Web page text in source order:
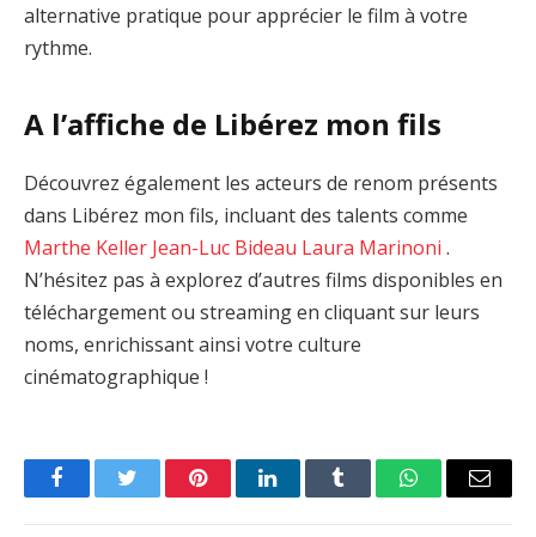
alternative pratique pour apprécier le film à votre
rythme.
A l’affiche de Libérez mon fils
Découvrez également les acteurs de renom présents
dans Libérez mon fils, incluant des talents comme
Marthe Keller Jean-Luc Bideau Laura Marinoni .
N’hésitez pas à explorez d’autres films disponibles en
téléchargement ou streaming en cliquant sur leurs
noms, enrichissant ainsi votre culture
cinématographique !
FacebookTwitter PinterestLinkedInTumblr WhatsAppEmail